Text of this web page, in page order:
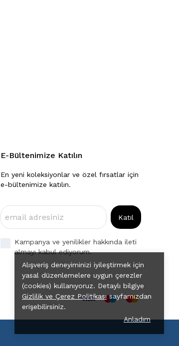
Alışveriş deneyiminizi iyileştirmek için
yasal düzenlemelere uygun çerezler
(cookies) kullanıyoruz. Detaylı bilgiye
Gizlilik ve Çerez Politikasısayfamızdan
erişebilirsiniz.
Anladım
E-Bültenimize Katılın
En yeni koleksiyonlar ve özel fırsatlar için
e-bültenimize katılın.
Katıl
Kampanya ve yenilikler hakkında ileti
almayı kabul ediyorum.